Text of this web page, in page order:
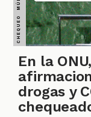
En la
drogas y